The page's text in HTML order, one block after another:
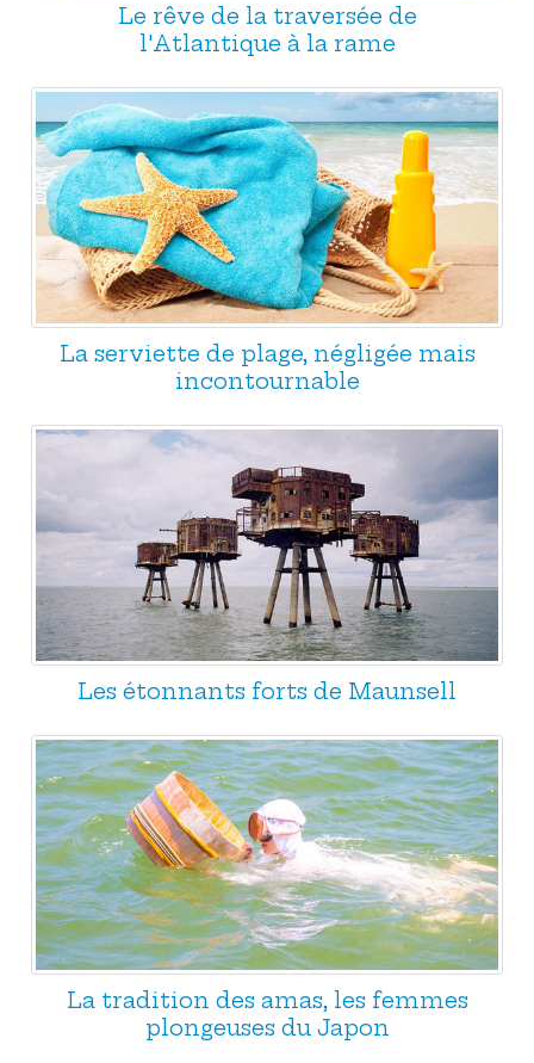
Le rêve de la traversée de
l'Atlantique à la rame
La serviette de plage, négligée mais
incontournable
Les étonnants forts de Maunsell
La tradition des amas, les femmes
plongeuses du Japon